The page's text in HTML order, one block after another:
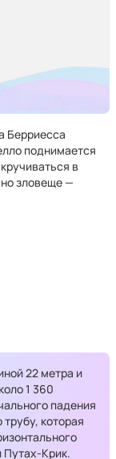
Берриесса
поднимается
в
зловеще —
22 метра и
1 360
падения
которая
Путах-Крик.